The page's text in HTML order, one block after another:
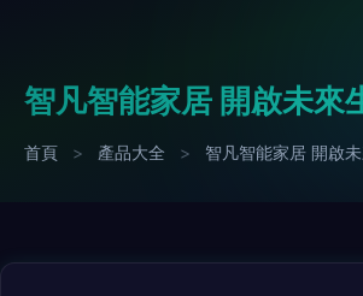
智凡智能家居 開啟未來
首頁 > 產品大全 > 智凡智能家居 開啟